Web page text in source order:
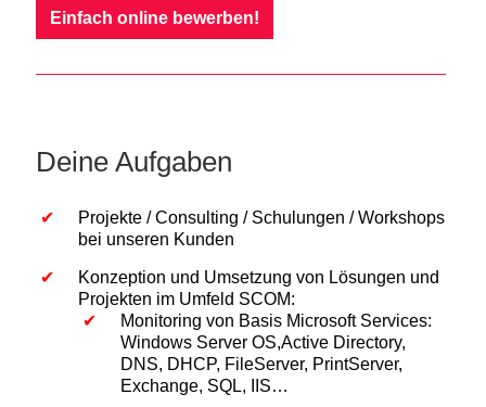
Einfach online bewerben!
Deine Aufgaben
Projekte / Consulting / Schulungen / Workshops
bei unseren Kunden
Konzeption und Umsetzung von Lösungen und
Projekten im Umfeld SCOM:
Monitoring von Basis Microsoft Services:
Windows Server OS,Active Directory,
DNS, DHCP, FileServer, PrintServer,
Exchange, SQL, IIS…